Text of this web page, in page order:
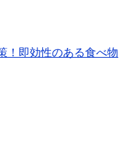
！即効性のある食べ物